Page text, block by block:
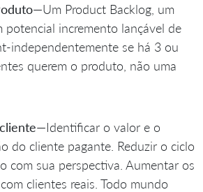
—Um Product Backlog, um
potencial incremento lançável de
independentemente se há 3 ou
querem o produto, não uma
—Identificar o valor e o
do cliente pagante. Reduzir o ciclo
com sua perspectiva. Aumentar os
clientes reais. Todo mundo